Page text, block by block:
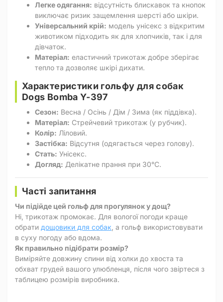
Легке одягання: відсутність блискавок та кнопок
виключає ризик защемлення шерсті або шкіри.
Універсальний крій: модель унісекс з відкритим
животиком підходить як для хлопчиків, так і для
дівчаток.
Матеріал: еластичний трикотаж добре зберігає
тепло та дозволяє шкірі дихати.
Характеристики гольфу для собак
Dogs Bomba Y-397
Сезон: Весна / Осінь / Дім / Зима (як піддівка).
Матеріал: Стрейчевий трикотаж (у рубчик).
Колір: Ліловий.
Застібка: Відсутня (одягається через голову).
Стать: Унісекс.
Догляд: Делікатне прання при 30°C.
Часті запитання
Чи підійде цей гольф для прогулянок у дощ?
Ні, трикотаж промокає. Для вологої погоди краще
обрати дощовики для собак , а гольф використовувати
в суху погоду або вдома.
Як правильно підібрати розмір?
Виміряйте довжину спини від холки до хвоста та
обхват грудей вашого улюбленця, після чого звіртеся з
таблицею розмірів виробника.